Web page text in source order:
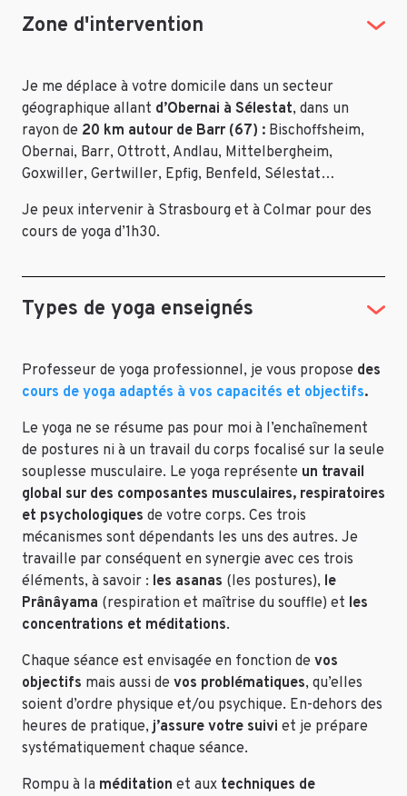
Zone d'intervention
Je me déplace à votre domicile dans un secteur
géographique allant d’Obernai à Sélestat, dans un
rayon de 20 km autour de Barr (67) : Bischoffsheim,
Obernai, Barr, Ottrott, Andlau, Mittelbergheim,
Goxwiller, Gertwiller, Epfig, Benfeld, Sélestat…
Je peux intervenir à Strasbourg et à Colmar pour des
cours de yoga d’1h30.
Types de yoga enseignés
Professeur de yoga professionnel, je vous propose des
cours de yoga adaptés à vos capacités et objectifs.
Le yoga ne se résume pas pour moi à l’enchaînement
de postures ni à un travail du corps focalisé sur la seule
souplesse musculaire. Le yoga représente un travail
global sur des composantes musculaires, respiratoires
et psychologiques de votre corps. Ces trois
mécanismes sont dépendants les uns des autres. Je
travaille par conséquent en synergie avec ces trois
éléments, à savoir : les asanas (les postures), le
Prânâyama (respiration et maîtrise du souffle) et les
concentrations et méditations.
Chaque séance est envisagée en fonction de vos
objectifs mais aussi de vos problématiques, qu’elles
soient d’ordre physique et/ou psychique. En-dehors des
heures de pratique,j’assure votre suivi et je prépare
systématiquement chaque séance.
Rompu à la méditation et aux techniques de